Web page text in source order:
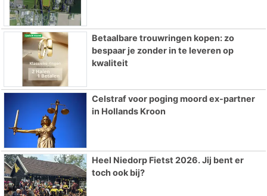
Betaalbare trouwringen kopen: zo
bespaar je zonder in te leveren op
kwaliteit
Celstraf voor poging moord ex-partner
in Hollands Kroon
Heel Niedorp Fietst 2026. Jij bent er
toch ook bij?